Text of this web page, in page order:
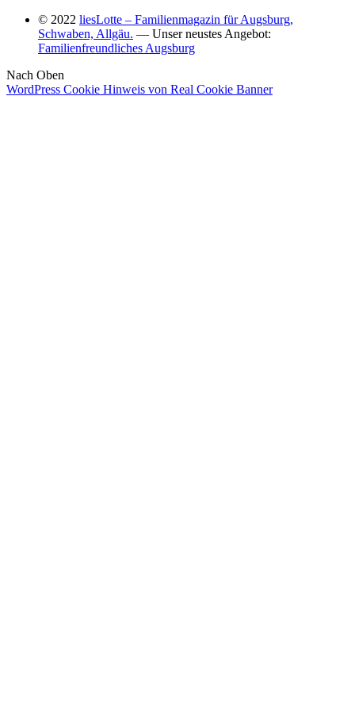
© 2022 liesLotte – Familienmagazin für Augsburg,
Schwaben, Allgäu. — Unser neustes Angebot:
Familienfreundliches Augsburg
Nach Oben
WordPress Cookie Hinweis von Real Cookie Banner